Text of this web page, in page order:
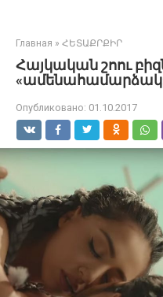
Главная » ՀԵՏԱՔՐՔԻՐ
Հայկական շոու
Опубликовано: 01.10.2017